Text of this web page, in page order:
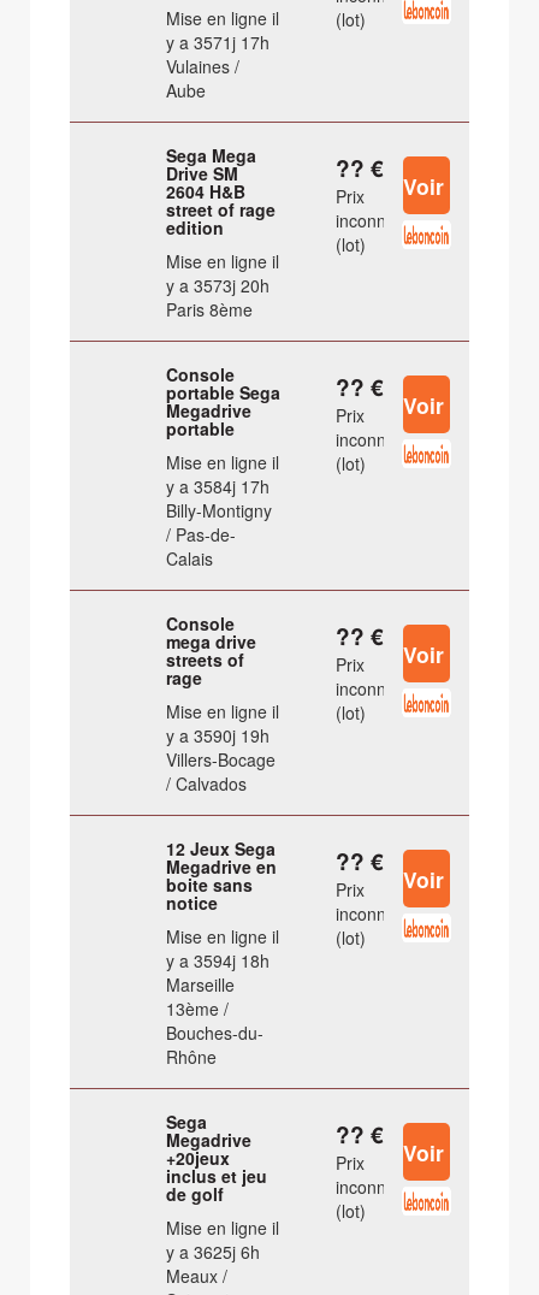
Mise en ligne il
y a 3571j 17h
Vulaines /
Aube
(lot)
Sega Mega
Drive SM
2604 H&B
street of rage
edition
Mise en ligne il
y a 3573j 20h
Paris 8ème
?? €
Prix
inconnu
(lot)
Console
portable Sega
Megadrive
portable
Mise en ligne il
y a 3584j 17h
Billy-Montigny
/ Pas-de-
Calais
?? €
Prix
inconnu
(lot)
Console
mega drive
streets of
rage
Mise en ligne il
y a 3590j 19h
Villers-Bocage
/ Calvados
?? €
Prix
inconnu
(lot)
12 Jeux Sega
Megadrive en
boite sans
notice
Mise en ligne il
y a 3594j 18h
Marseille
13ème /
Bouches-du-
Rhône
?? €
Prix
inconnu
(lot)
Sega
Megadrive
+20jeux
inclus et jeu
de golf
Mise en ligne il
y a 3625j 6h
Meaux /
?? €
Prix
inconnu
(lot)